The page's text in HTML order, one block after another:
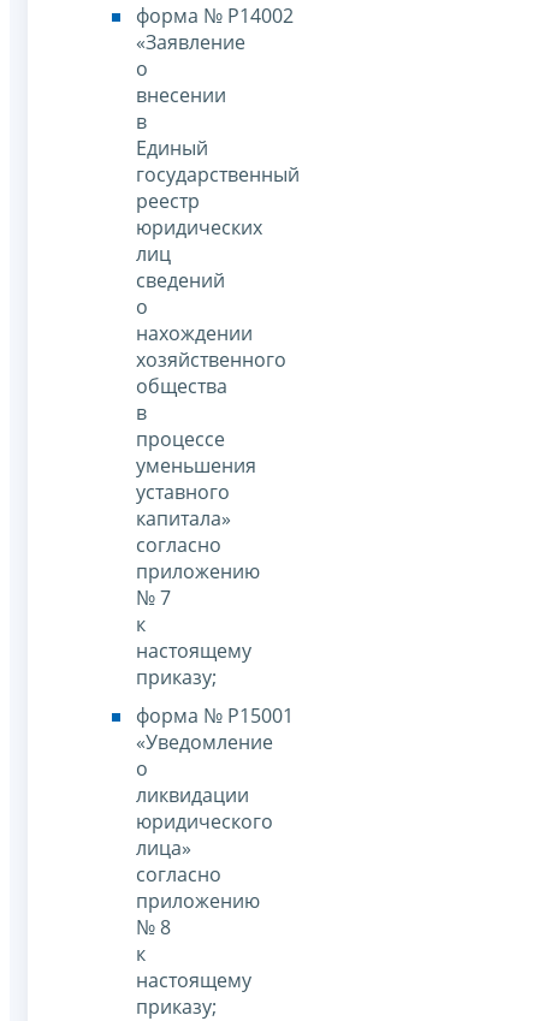
форма № Р14002
«Заявление
о
внесении
в
Единый
государственный
реестр
юридических
лиц
сведений
о
нахождении
хозяйственного
общества
в
процессе
уменьшения
уставного
капитала»
согласно
приложению
№ 7
к
настоящему
приказу;
форма № Р15001
«Уведомление
о
ликвидации
юридического
лица»
согласно
приложению
№ 8
к
настоящему
приказу;